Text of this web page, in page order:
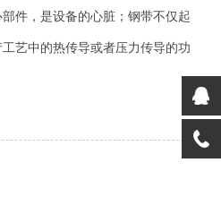
件，是设备的心脏；钢带不仅起
艺中的热传导或者压力传导的功